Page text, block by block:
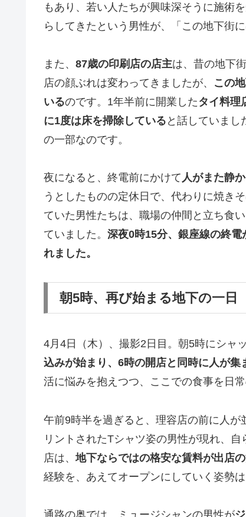
もあり、若い人たちが興味深そうに施術
らしてきたという男性が、「この地下街
また、 87歳の印刷店の店主は、昔の地下
店の顔ぶれは変わってきましたが、 この
いるのです。1年半前に開業した タイ料理
に1度は床を掃除している と話していまし
の一部なのです。
夜になると、終電前にかけて 人がまた静
うとしたものの定休日で、代わりに焼き
ていた男性たちは、職場の仲間と立ち食
ていました。 深夜0時15分、銀座線の終
れました。
朝5時、再び始まる地下の一日
4月4日（木）、撮影2日目。朝5時にシャ
込みが始まり、6時の開店と同時に人が集
活に悩みを抱えつつ、ここでの食事を日
午前9時半を過ぎると、理容店の前に人が
リントされたTシャツ姿の男性が現れ、
店は、地下ならではの格安な賃料が出店
経験を、あえてオープンにしていく姿勢